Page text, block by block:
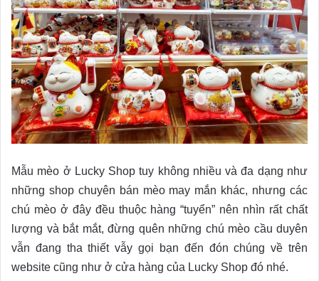
Mẫu mèo ở Lucky Shop tuy không nhiều và đa dạng như
những shop chuyên bán mèo may mắn khác, nhưng các
chú mèo ở đây đều thuộc hàng “tuyển” nên nhìn rất chất
lượng và bắt mắt, đừng quên những chú mèo cầu duyên
vẫn đang tha thiết vẫy gọi bạn đến đón chúng về trên
website cũng như ở cửa hàng của Lucky Shop đó nhé.